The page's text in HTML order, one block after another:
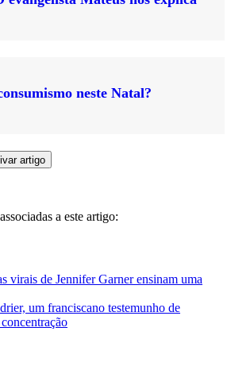
neste Natal?
artigo
a este artigo:
virais de Jennifer Garner ensinam uma
um franciscano testemunho de